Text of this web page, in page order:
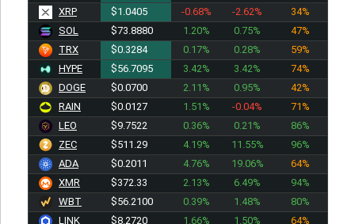
XRP
$1.0405 -0.68% -2.62%
34%
SOL
$73.8880 1.20% 0.75%
47%
TRX
$0.3284 0.17% 0.28%
59%
HYPE
$56.7095 3.42% 3.42%
74%
DOGE
$0.0700 2.11% 0.95%
42%
RAIN
$0.0127 1.51% -0.04%
71%
LEO
$9.7522 0.36% 0.21%
86%
ZEC
$511.49 4.19% 11.55%
96%
ADA
$0.2011 4.76% 19.06%
64%
XMR
$372.33 2.13% 6.49%
94%
WBT
$56.2100 0.39% 1.48%
80%
LINK
$8.2720 1.66% 1.50%
64%